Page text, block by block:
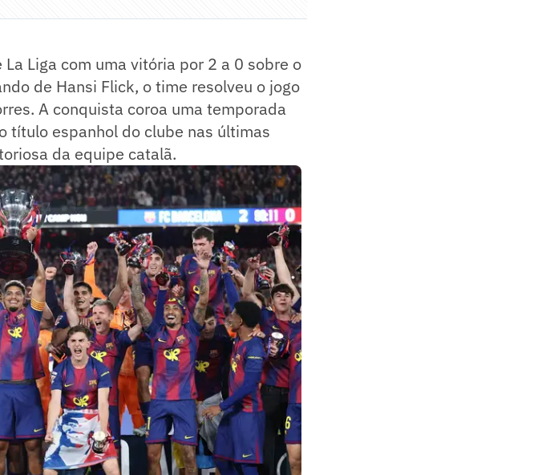
Liga com uma vitória por 2 a 0 sobre o
de Hansi Flick, o time resolveu o jogo
A conquista coroa uma temporada
título espanhol do clube nas últimas
da equipe catalã.